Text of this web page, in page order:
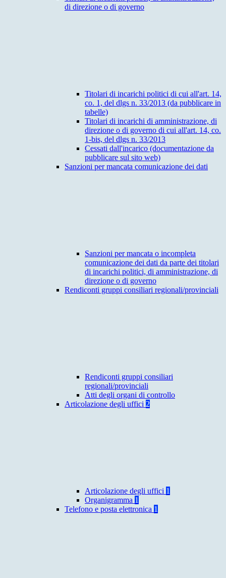
di direzione o di governo
Titolari di incarichi politici di cui all'art. 14,
co. 1, del dlgs n. 33/2013 (da pubblicare in
tabelle)
Titolari di incarichi di amministrazione, di
direzione o di governo di cui all'art. 14, co.
1-bis, del dlgs n. 33/2013
Cessati dall'incarico (documentazione da
pubblicare sul sito web)
Sanzioni per mancata comunicazione dei dati
Sanzioni per mancata o incompleta
comunicazione dei dati da parte dei titolari
di incarichi politici, di amministrazione, di
direzione o di governo
Rendiconti gruppi consiliari regionali/provinciali
Rendiconti gruppi consiliari
regionali/provinciali
Atti degli organi di controllo
Articolazione degli uffici 2
Articolazione degli uffici 1
Organigramma 1
Telefono e posta elettronica 1